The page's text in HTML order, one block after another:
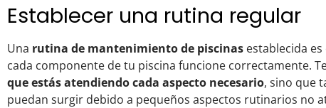
Establecer una rutina regular
Una rutina de mantenimiento de piscinas establecida
cada componente de tu piscina funcione correctamente.
que estás atendiendo cada aspecto necesario, sino que
puedan surgir debido a pequeños aspectos rutinarios no